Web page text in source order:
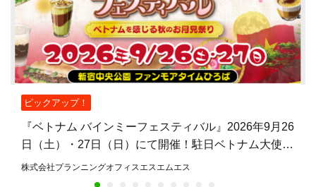
ピックアップ！
『ベトナム バインミーフェスティバル』2026年9月26
日（土）・27日（日）にて開催！駐日ベトナム大使館
公認、バインミーを主役とした日本初のフェスティバ
株式会社プランニングオフィスエスエムエス